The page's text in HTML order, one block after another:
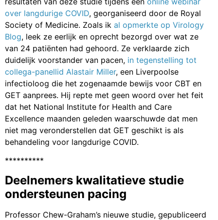
over langdurige COVID, georganiseerd door de Royal
Society of Medicine. Zoals ik al opmerkte op Virology
Blog, leek ze eerlijk en oprecht bezorgd over wat ze
van 24 patiënten had gehoord. Ze verklaarde zich
duidelijk voorstander van pacen, in tegenstelling tot
collega-panellid Alastair Miller, een Liverpoolse
infectioloog die het zogenaamde bewijs voor CBT en
GET aanprees. Hij repte met geen woord over het feit
dat het National Institute for Health and Care
Excellence maanden geleden waarschuwde dat men
niet mag veronderstellen dat GET geschikt is als
behandeling voor langdurige COVID.
**********
Deelnemers kwalitatieve studie
ondersteunen pacing
Professor Chew-Graham’s nieuwe studie, gepubliceerd